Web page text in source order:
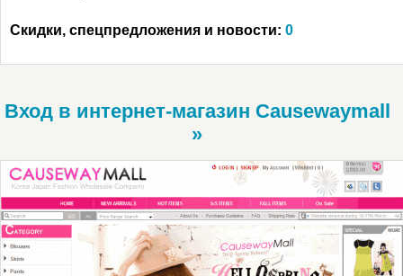
Скидки, спецпредложения и новости: 0
Вход в интернет-магазин Causewaymall
»